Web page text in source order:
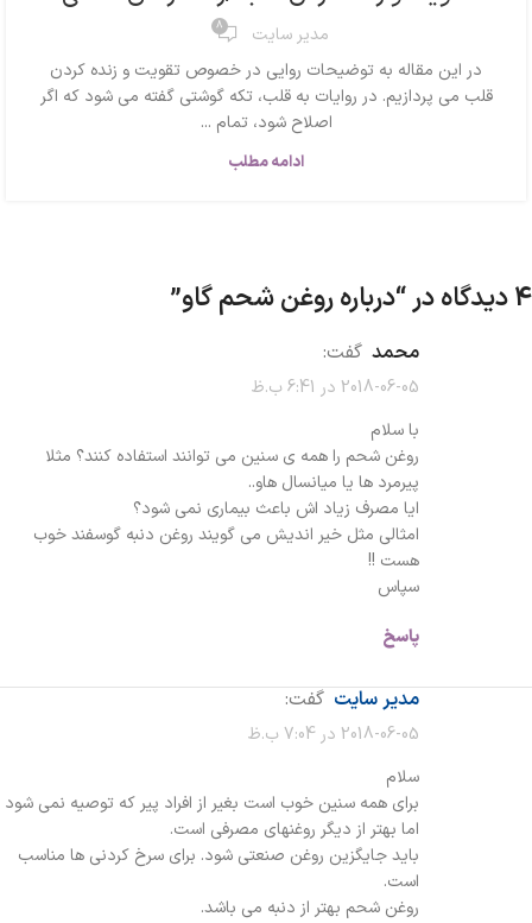
مدیر سایت 8
در این مقاله به توضیحات روایی در خصوص تقویت و زنده کردن
قلب می پردازیم. در روایات به قلب، تکه گوشتی گفته می شود که اگر
اصلاح شود، تمام ...
ادامه مطلب
4 دیدگاه در “ درباره روغن شحم گاو”
محمد گفت:
2018-06-05 در 6:41 ب.ظ
با سلام
روغن شحم را همه ی سنین می توانند استفاده کنند؟ مثلا
پیرمرد ها یا میانسال هاو..
ایا مصرف زیاد اش باعث بیماری نمی شود؟
امثالی مثل خیر اندیش می گویند روغن دنبه گوسفند خوب
هست !!
سپاس
پاسخ
مدیر سایت گفت:
2018-06-05 در 7:04 ب.ظ
سلام
برای همه سنین خوب است بغیر از افراد پیر که توصیه نمی شود
اما بهتر از دیگر روغنهای مصرفی است.
باید جایگزین روغن صنعتی شود. برای سرخ کردنی ها مناسب
است.
روغن شحم بهتر از دنبه می باشد.